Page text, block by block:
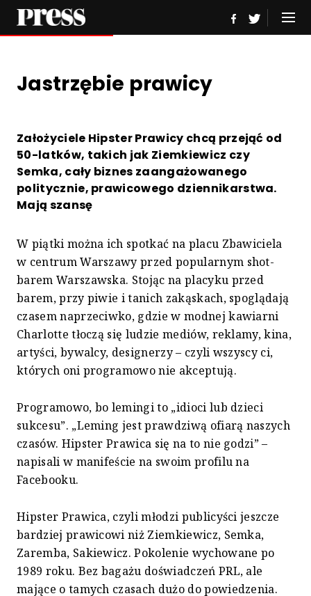
Jastrzębie prawicy
Założyciele Hipster Prawicy chcą przejąć od
50-latków, takich jak Ziemkiewicz czy
Semka, cały biznes zaangażowanego
politycznie, prawicowego dziennikarstwa.
Mają szansę
W piątki można ich spotkać na placu Zbawiciela
w centrum Warszawy przed popularnym shot-
barem Warszawska. Stojąc na placyku przed
barem, przy piwie i tanich zakąskach, spoglądają
czasem naprzeciwko, gdzie w modnej kawiarni
Charlotte tłoczą się ludzie mediów, reklamy, kina,
artyści, bywalcy, designerzy – czyli wszyscy ci,
których oni programowo nie akceptują.
Programowo, bo lemingi to „idioci lub dzieci
sukcesu”. „Leming jest prawdziwą ofiarą naszych
czasów. Hipster Prawica się na to nie godzi” –
napisali w manifeście na swoim profilu na
Facebooku.
Hipster Prawica, czyli młodzi publicyści jeszcze
bardziej prawicowi niż Ziemkiewicz, Semka,
Zaremba, Sakiewicz. Pokolenie wychowane po
1989 roku. Bez bagażu doświadczeń PRL, ale
mające o tamych czasach dużo do powiedzenia.